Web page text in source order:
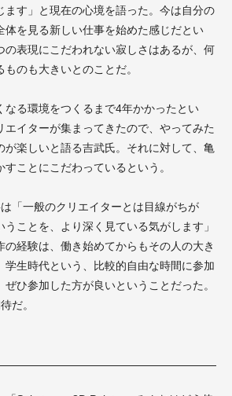
ます」と現在の心境を語った。今は自分の
体を見る新しい仕事を始めた感じだとい
の表現にこだわれない寂しさはあるが、何
のも大きいとのことだ。
なる環境をつくるまで4年かかったとい
エイターが集まってきたので、やってみた
が楽しいと語る吉武氏。それに対して、亀
ことにこだわっているという。
「一般のクリエイターとは目線がちが
ことを、より深く見ている気がします」
の経験は、働き始めてからもその人の大き
学生時代という、比較的自由な時間に参加
ひ参加した方が良いということだった。
だ。